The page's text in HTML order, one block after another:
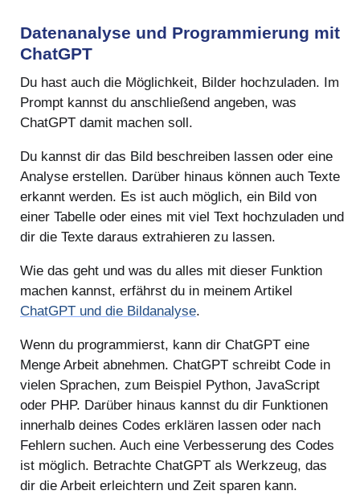
Datenanalyse und Programmierung mit
ChatGPT
Du hast auch die Möglichkeit, Bilder hochzuladen. Im
Prompt kannst du anschließend angeben, was
ChatGPT damit machen soll.
Du kannst dir das Bild beschreiben lassen oder eine
Analyse erstellen. Darüber hinaus können auch Texte
erkannt werden. Es ist auch möglich, ein Bild von
einer Tabelle oder eines mit viel Text hochzuladen und
dir die Texte daraus extrahieren zu lassen.
Wie das geht und was du alles mit dieser Funktion
machen kannst, erfährst du in meinem Artikel
ChatGPT und die Bildanalyse.
Wenn du programmierst, kann dir ChatGPT eine
Menge Arbeit abnehmen. ChatGPT schreibt Code in
vielen Sprachen, zum Beispiel Python, JavaScript
oder PHP. Darüber hinaus kannst du dir Funktionen
innerhalb deines Codes erklären lassen oder nach
Fehlern suchen. Auch eine Verbesserung des Codes
ist möglich. Betrachte ChatGPT als Werkzeug, das
dir die Arbeit erleichtern und Zeit sparen kann.